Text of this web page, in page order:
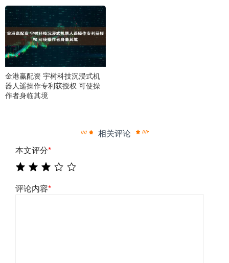
金港赢配资 宇树科技沉浸式机
器人遥操作专利获授权 可使操
作者身临其境
相关评论
本文评分*
评论内容*